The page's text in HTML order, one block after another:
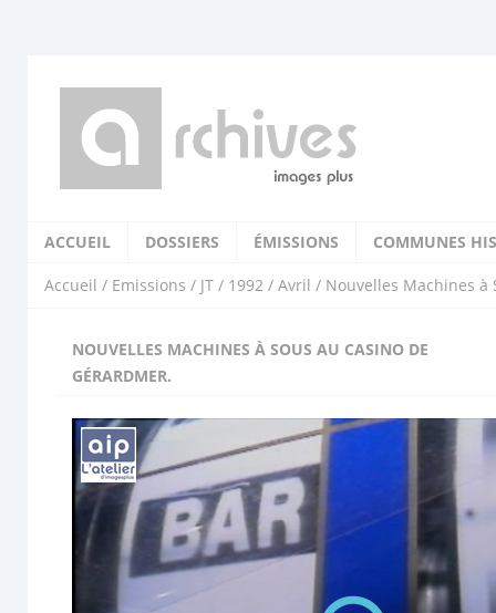
ACCUEIL DOSSIERS ÉMISSIONS COMMUNES
Accueil / Emissions / JT / 1992 / Avril / Nouvelles Machines à
NOUVELLES MACHINES À SOUS AU CASINO DE
GÉRARDMER.